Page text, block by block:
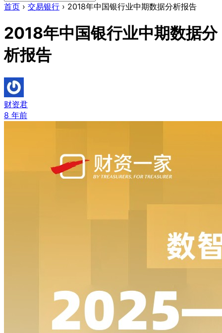
首页 › 交易银行 › 2018年中国银行业中期数据分析报告
2018年中国银行业中期数据分
析报告
财资君
8 年前